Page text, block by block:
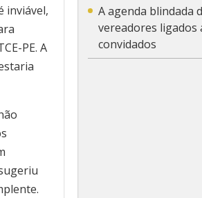
inviável,
PE. A
A agenda blindada
vereadores
convidados